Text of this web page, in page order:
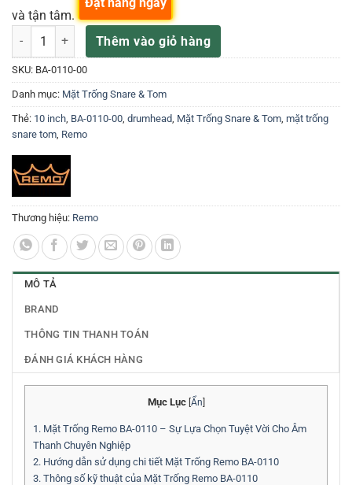
và tận tâm.
REMO BA-0110 Mặt trống 10 inch BATTER, AMBASSADOR®, MẶT
Thêm vào giỏ hàng
Đặt hàng ngay
SKU: BA-0110-00
Danh mục: Mặt Trống Snare & Tom
Thẻ: 10 inch, BA-0110-00, drumhead, Mặt Trống Snare & Tom, mặt trống
snare tom, Remo
Thương hiệu: Remo
MÔ TẢ
BRAND
THÔNG TIN THANH TOÁN
ĐÁNH GIÁ KHÁCH HÀNG
Mục Lục [Ẩn]
1. Mặt Trống Remo BA-0110 – Sự Lựa Chọn Tuyệt Vời Cho Âm
Thanh Chuyên Nghiệp
2. Hướng dẫn sử dụng chi tiết Mặt Trống Remo BA-0110
3. Thông số kỹ thuật của Mặt Trống Remo BA-0110